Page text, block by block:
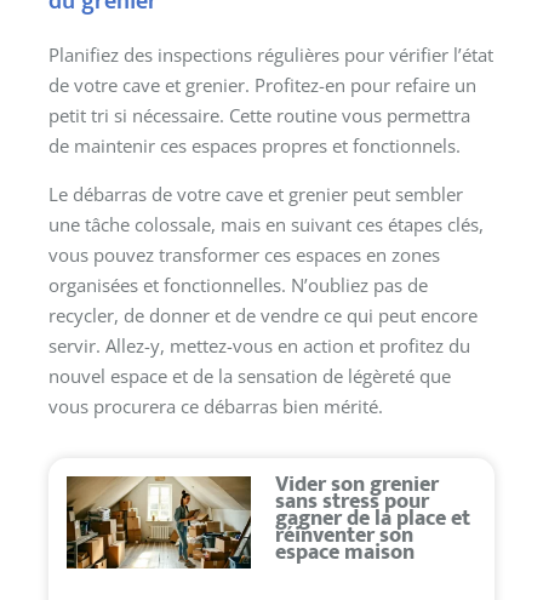
Planifiez des inspections régulières pour vérifier l’état
de votre cave et grenier. Profitez-en pour refaire un
petit tri si nécessaire. Cette routine vous permettra
de maintenir ces espaces propres et fonctionnels.
Le débarras de votre cave et grenier peut sembler
une tâche colossale, mais en suivant ces étapes clés,
vous pouvez transformer ces espaces en zones
organisées et fonctionnelles. N’oubliez pas de
recycler, de donner et de vendre ce qui peut encore
servir. Allez-y, mettez-vous en action et profitez du
nouvel espace et de la sensation de légèreté que
vous procurera ce débarras bien mérité.
Vider son grenier
sans stress pour
gagner de la place et
réinventer son
espace maison